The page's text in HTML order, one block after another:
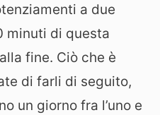
a due
minuti di questa
fine. Ciò che è
di farli di seguito,
un giorno fra l’uno e